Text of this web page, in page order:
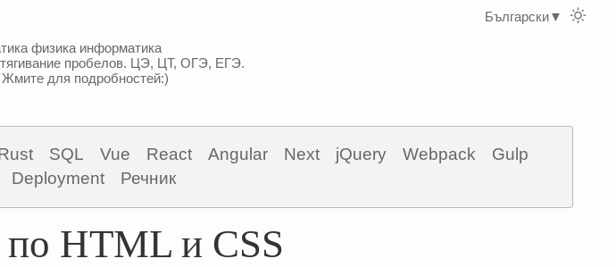
физика информатика
пробелов. ЦЭ, ЦТ, ОГЭ, ЕГЭ.
Жмите для подробностей:)
SQL Vue React Angular Next jQuery Webpack
Gulp
Deployment Речник
HTML и CSS
Български▼